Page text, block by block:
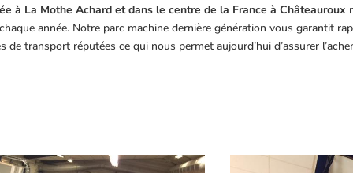
à La Mothe Achard et dans le centre de la France à Châteauroux
année. Notre parc machine dernière génération vous garantit
de transport réputées ce qui nous permet aujourd’hui d’assurer